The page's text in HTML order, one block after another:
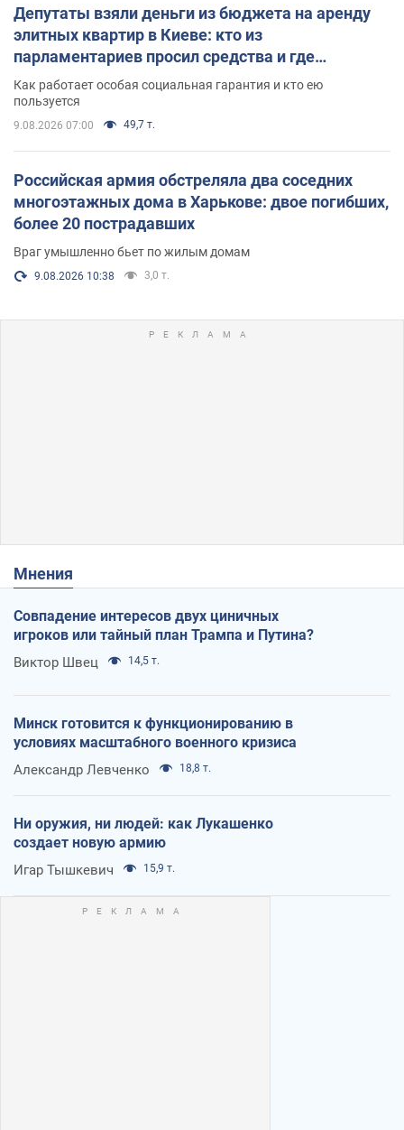
Депутаты взяли деньги из бюджета на аренду
элитных квартир в Киеве: кто из
парламентариев просил средства и где
поселился
Как работает особая социальная гарантия и кто ею
пользуется
9.08.2026 07:00 49,7 т.
Российская армия обстреляла два соседних
многоэтажных дома в Харькове: двое погибших,
более 20 пострадавших
Враг умышленно бьет по жилым домам
9.08.2026 10:38 3,0 т.
Мнения
Совпадение интересов двух циничных
игроков или тайный план Трампа и Путина?
Виктор Швец 14,5 т.
Минск готовится к функционированию в
условиях масштабного военного кризиса
Александр Левченко 18,8 т.
Ни оружия, ни людей: как Лукашенко
создает новую армию
Игар Тышкевич 15,9 т.